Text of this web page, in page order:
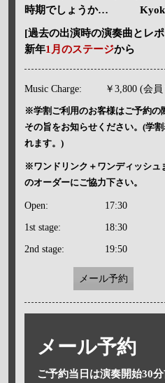
時期でしょうか…
[過去の出演時の演奏曲とレ
新年1月のステージから
Music Charge: ￥3,800 (会
※学割ご利用のお客様はご予約の
その旨をお知らせください。(学
れます。)
※ワンドリンク＋ワンディッシュ
のオーダーにご協力下さい。
Open: 17:30
1st stage: 18:30
2nd stage: 19:50
メール予約
メール予約
ご予約当日は演奏開始30